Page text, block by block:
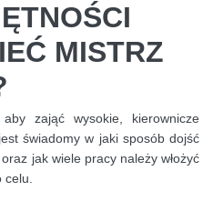
MISTRZ
zająć wysokie, kierownicze
świadomy w jaki sposób dojść
jak wiele pracy należy włożyć